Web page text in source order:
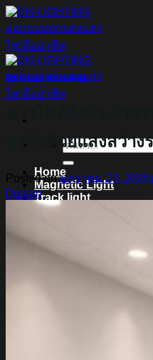
ข้าม
ไป
ยัง
เนื้อหา
ค้นหา:
Home
Magnetic Light
Track light
Downlight
Downlight LED
DOWNLIGHT
หลอดไฟ LED
DN Article,Downlight
ธุรกิจด้วยแสงสว่าง
Posted onมกราคม 23, 2026
Design